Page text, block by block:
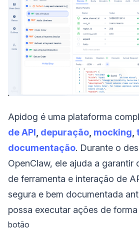
Apidog é uma plataforma
de API, depuração, mocking,
documentação. Durante o
OpenClaw, ele ajuda a garantir
de ferramenta e interação de
segura e bem documentada
possa executar ações de
botão